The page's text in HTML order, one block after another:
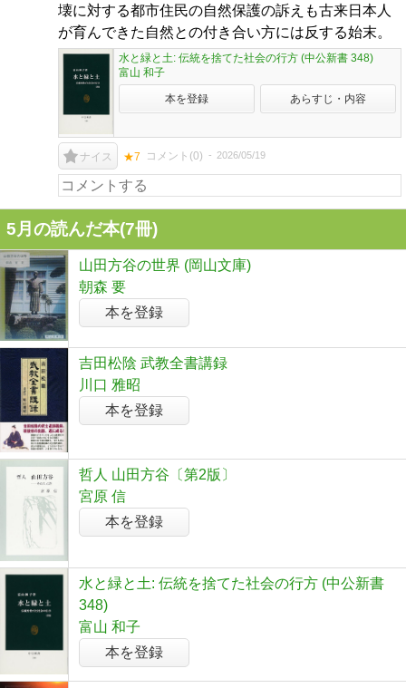
壊に対する都市住民の自然保護の訴えも古来日本人
が育んできた自然との付き合い方には反する始末。
水と緑と土: 伝統を捨てた社会の行方 (中公新書 348)
富山 和子
本を登録 あらすじ・内容
ナイス ★7 コメント(0) 2026/05/19
5月の読んだ本(7冊)
山田方谷の世界 (岡山文庫)
朝森 要
本を登録
吉田松陰 武教全書講録
川口 雅昭
本を登録
哲人 山田方谷〔第2版〕
宮原 信
本を登録
水と緑と土: 伝統を捨てた社会の行方 (中公新書
348)
富山 和子
本を登録